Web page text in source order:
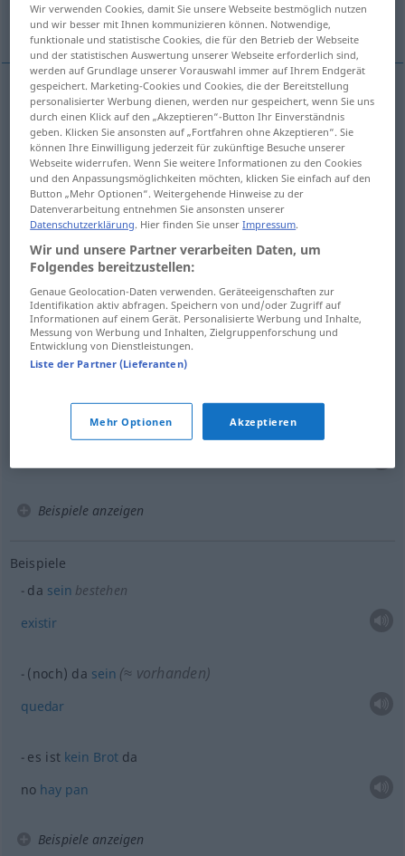
Weitere Beispiele...
aquí da zeigend (≈ hier)
ahí,allí da(≈ dort)
Beispiele
dasein (≈ anwesend)
estar presente
sie ist da
sein
Beispiele anzeigen
Beispiele
da sein bestehen
existir
(noch) da sein (≈ vorhanden)
quedar
es ist kein Brotda
no hay pan
Beispiele anzeigen
Wir verwenden Cookies, damit Sie unsere Webseite bestmöglich nutzen
und wir besser mit Ihnen kommunizieren können. Notwendige,
funktionale und statistische Cookies, die für den Betrieb der Webseite
und der statistischen Auswertung unserer Webseite erforderlich sind,
werden auf Grundlage unserer Vorauswahl immer auf Ihrem Endgerät
gespeichert. Marketing-Cookies und Cookies, die der Bereitstellung
personalisierter Werbung dienen, werden nur gespeichert, wenn Sie uns
durch einen Klick auf den „Akzeptieren“-Button Ihr Einverständnis
geben. Klicken Sie ansonsten auf „Fortfahren ohne Akzeptieren“. Sie
können Ihre Einwilligung jederzeit für zukünftige Besuche unserer
Webseite widerrufen. Wenn Sie weitere Informationen zu den Cookies
und den Anpassungsmöglichkeiten möchten, klicken Sie einfach auf den
Button „Mehr Optionen“. Weitergehende Hinweise zu der
Datenverarbeitung entnehmen Sie ansonsten unserer
Datenschutzerklärung. Hier finden Sie unserImpressum.
Wir und unsere Partner verarbeiten Daten, um
Folgendes bereitzustellen:
Genaue Geolocation-Daten verwenden. Geräteeigenschaften zur
Identifikation aktiv abfragen. Speichern von und/oder Zugriff auf
Informationen auf einem Gerät. Personalisierte Werbung und Inhalte,
Messung von Werbung und Inhalten, Zielgruppenforschung und
Entwicklung von Dienstleistungen.
Liste der Partner (Lieferanten)
Mehr Optionen Akzeptieren